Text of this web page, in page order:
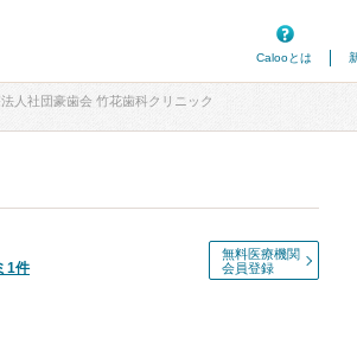
Calooとは
法人社団豪歯会 竹花歯科クリニック
無料医療機関
会員登録
1件